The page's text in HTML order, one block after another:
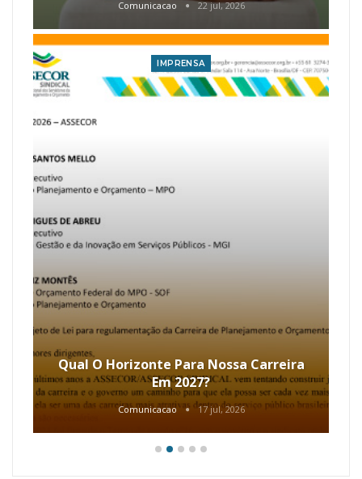
Comunicacao 22 jul, 2026
IMPRENSA
Qual O Horizonte Para Nossa Carreira
Em 2027?
Comunicacao 17 jul, 2026